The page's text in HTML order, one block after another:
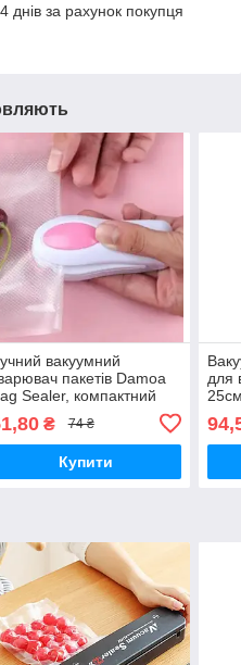
за рахунок покупця
вакуумний
пакетів Damoa
Sealer, компактний
₴ 74 ₴
Купити
для